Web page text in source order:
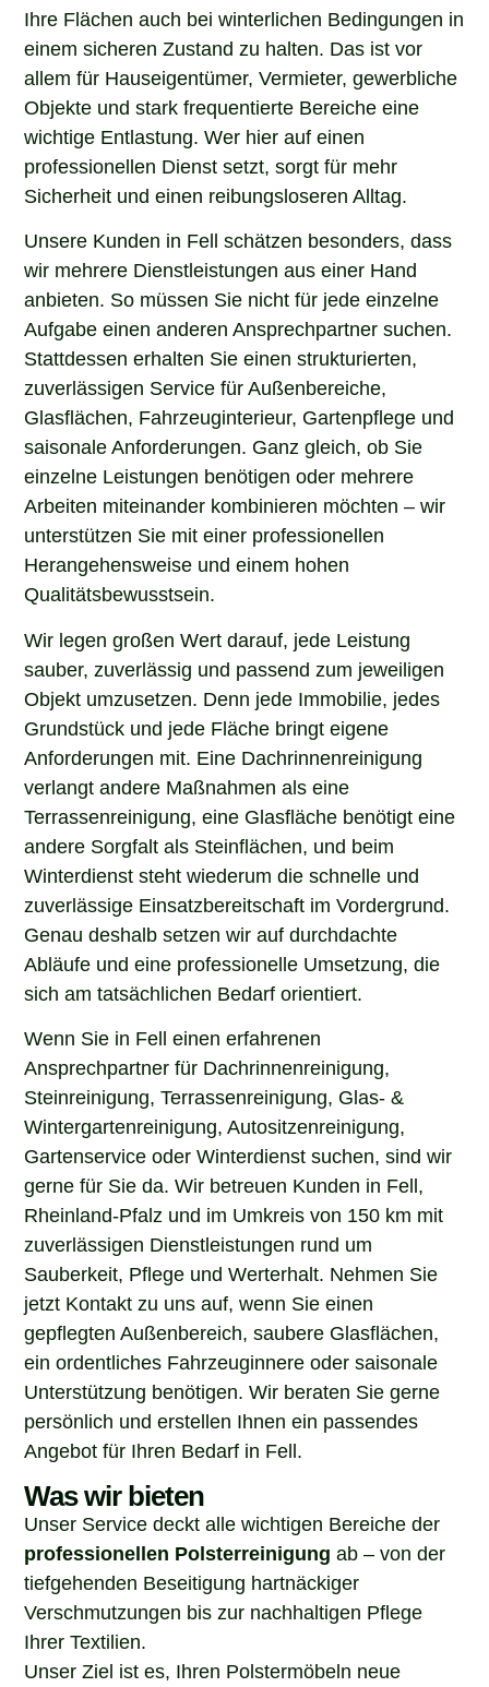
Ihre Flächen auch bei winterlichen Bedingungen in
einem sicheren Zustand zu halten. Das ist vor
allem für Hauseigentümer, Vermieter, gewerbliche
Objekte und stark frequentierte Bereiche eine
wichtige Entlastung. Wer hier auf einen
professionellen Dienst setzt, sorgt für mehr
Sicherheit und einen reibungsloseren Alltag.
Unsere Kunden in Fell schätzen besonders, dass
wir mehrere Dienstleistungen aus einer Hand
anbieten. So müssen Sie nicht für jede einzelne
Aufgabe einen anderen Ansprechpartner suchen.
Stattdessen erhalten Sie einen strukturierten,
zuverlässigen Service für Außenbereiche,
Glasflächen, Fahrzeuginterieur, Gartenpflege und
saisonale Anforderungen. Ganz gleich, ob Sie
einzelne Leistungen benötigen oder mehrere
Arbeiten miteinander kombinieren möchten – wir
unterstützen Sie mit einer professionellen
Herangehensweise und einem hohen
Qualitätsbewusstsein.
Wir legen großen Wert darauf, jede Leistung
sauber, zuverlässig und passend zum jeweiligen
Objekt umzusetzen. Denn jede Immobilie, jedes
Grundstück und jede Fläche bringt eigene
Anforderungen mit. Eine Dachrinnenreinigung
verlangt andere Maßnahmen als eine
Terrassenreinigung, eine Glasfläche benötigt eine
andere Sorgfalt als Steinflächen, und beim
Winterdienst steht wiederum die schnelle und
zuverlässige Einsatzbereitschaft im Vordergrund.
Genau deshalb setzen wir auf durchdachte
Abläufe und eine professionelle Umsetzung, die
sich am tatsächlichen Bedarf orientiert.
Wenn Sie in Fell einen erfahrenen
Ansprechpartner für Dachrinnenreinigung,
Steinreinigung, Terrassenreinigung, Glas- &
Wintergartenreinigung, Autositzenreinigung,
Gartenservice oder Winterdienst suchen, sind wir
gerne für Sie da. Wir betreuen Kunden in Fell,
Rheinland-Pfalz und im Umkreis von 150 km mit
zuverlässigen Dienstleistungen rund um
Sauberkeit, Pflege und Werterhalt. Nehmen Sie
jetzt Kontakt zu uns auf, wenn Sie einen
gepflegten Außenbereich, saubere Glasflächen,
ein ordentliches Fahrzeuginnere oder saisonale
Unterstützung benötigen. Wir beraten Sie gerne
persönlich und erstellen Ihnen ein passendes
Angebot für Ihren Bedarf in Fell.
Was wir bieten
Unser Service deckt alle wichtigen Bereiche der
professionellen Polsterreinigung ab – von der
tiefgehenden Beseitigung hartnäckiger
Verschmutzungen bis zur nachhaltigen Pflege
Ihrer Textilien.
Unser Ziel ist es, Ihren Polstermöbeln neue